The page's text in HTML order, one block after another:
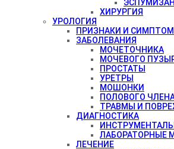
ЭСПУМИЗАН
ХИРУРГИЯ
УРОЛОГИЯ
ПРИЗНАКИ И
ЗАБОЛЕВАНИЯ
МОЧЕТОЧНИКА
МОЧЕВОГО
ПРОСТАТЫ
УРЕТРЫ
МОШОНКИ
ПОЛОВОГО
ТРАВМЫ И
ДИАГНОСТИКА
ЛАБОРАТОРНЫЕ
ЛЕЧЕНИЕ